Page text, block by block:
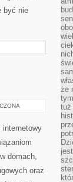
być nie
internetowy
domach,
oraz
że
tuż